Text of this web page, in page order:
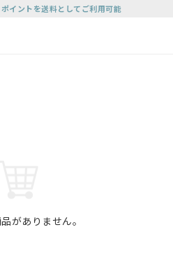
イントを送料としてご利用可能
がありません。